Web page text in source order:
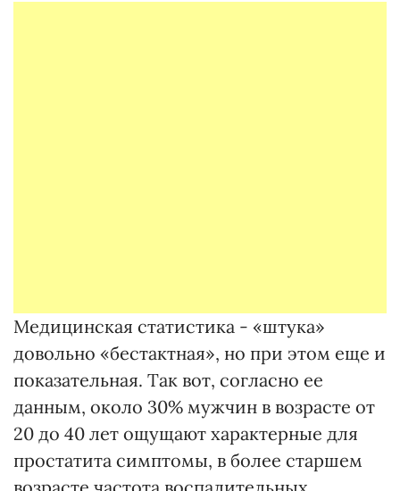
Медицинская статистика - «штука»
довольно «бестактная», но при этом еще и
показательная. Так вот, согласно ее
данным, около 30% мужчин в возрасте от
20 до 40 лет ощущают характерные для
простатита симптомы, в более старшем